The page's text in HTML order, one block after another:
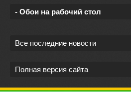
- Обои на рабочий стол
Все последние новости
Полная версия сайта